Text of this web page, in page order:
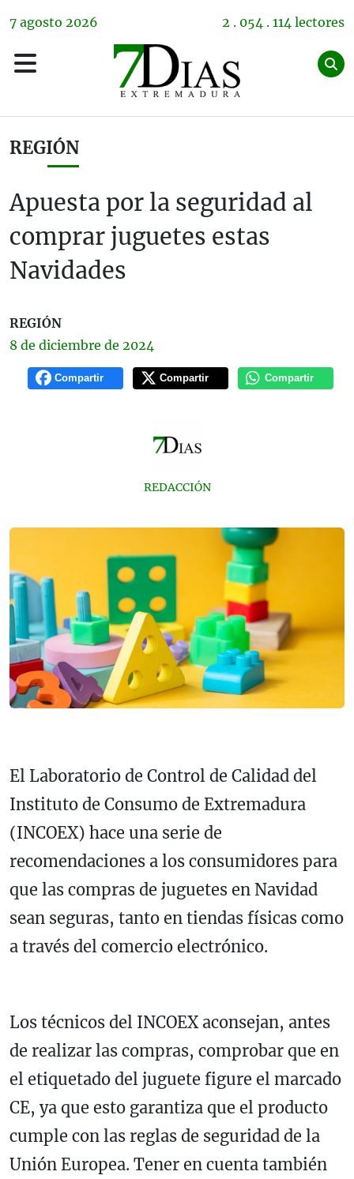
7 agosto 2026 2 . 054 . 114 lectores
REGIÓN
Apuesta por la seguridad al
comprar juguetes estas
Navidades
REGIÓN
8 de diciembre de 2024
Compartir Compartir Compartir
REDACCIÓN
El Laboratorio de Control de Calidad del
Instituto de Consumo de Extremadura
(INCOEX) hace una serie de
recomendaciones a los consumidores para
que las compras de juguetes en Navidad
sean seguras, tanto en tiendas físicas como
a través del comercio electrónico.
Los técnicos del INCOEX aconsejan, antes
de realizar las compras, comprobar que en
el etiquetado del juguete figure el marcado
CE, ya que esto garantiza que el producto
cumple con las reglas de seguridad de la
Unión Europea. Tener en cuenta también